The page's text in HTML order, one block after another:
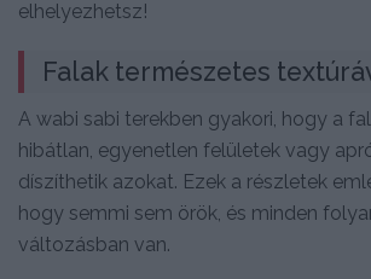
elhelyezhetsz!
Falak természetes
A wabi sabi terekben gyakori, hogy a
hibátlan, egyenetlen felületek vagy
díszíthetik azokat. Ezek a részletek
hogy semmi sem örök, és minden
változásban van.